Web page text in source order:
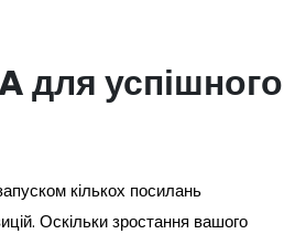
для успішного
кількох посилань
Оскільки зростання вашого